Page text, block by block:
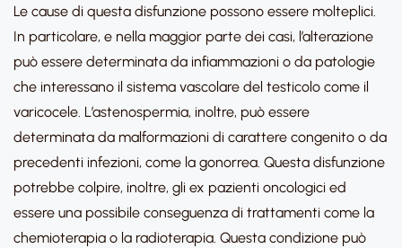
Le cause di questa disfunzione possono essere molteplici.
In particolare, e nella maggior parte dei casi, l’alterazione
può essere determinata da infiammazioni o da patologie
che interessano il sistema vascolare del testicolo come il
varicocele. L’astenospermia, inoltre, può essere
determinata da malformazioni di carattere congenito o da
precedenti infezioni, come la gonorrea. Questa disfunzione
potrebbe colpire, inoltre, gli ex pazienti oncologici ed
essere una possibile conseguenza di trattamenti come la
chemioterapia o la radioterapia. Questa condizione può